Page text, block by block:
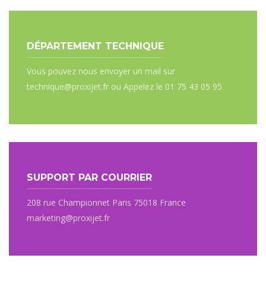
DÉPARTEMENT TECHNIQUE
Vous pouvez nous envoyer un mail sur
technique@proxijet.fr ou Appelez le 01 75 43 05 95
SUPPORT PAR COURRIER
208 rue Championnet Paris 75018 France
marketing@proxijet.fr